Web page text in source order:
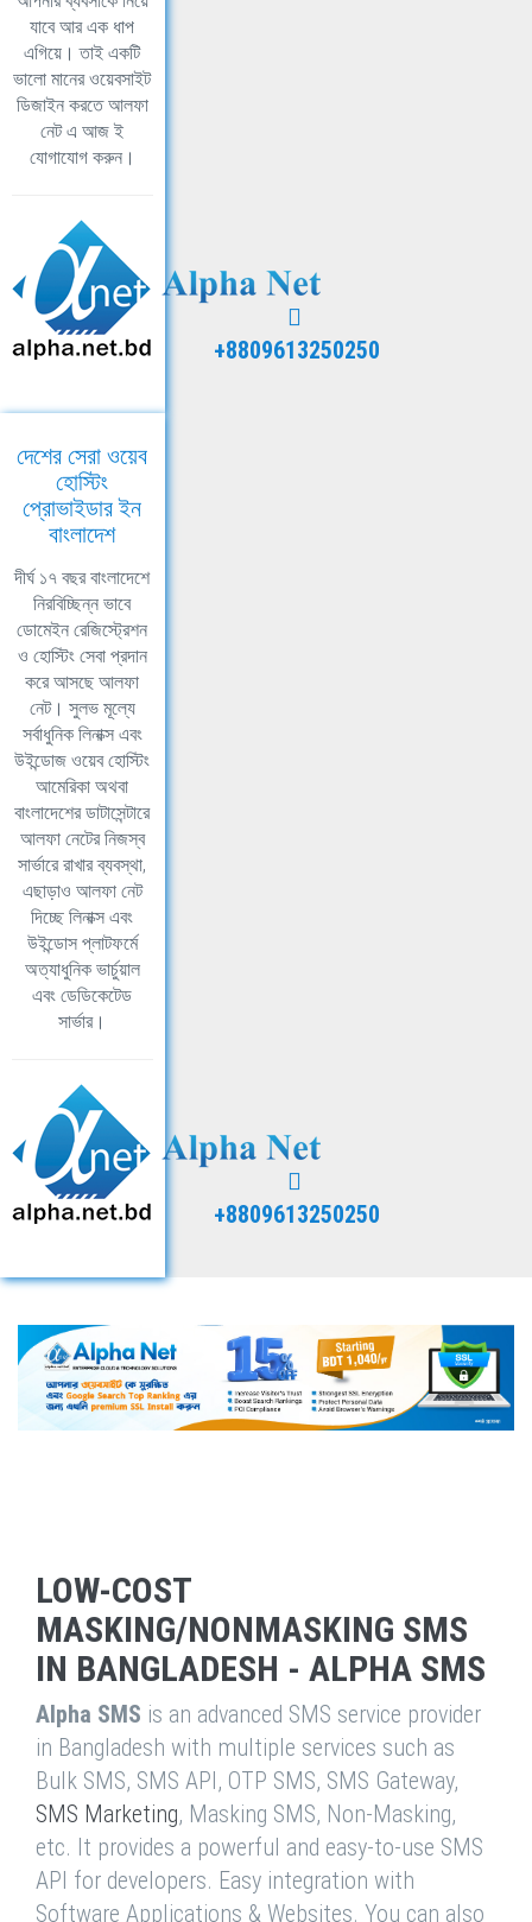
যাবে আর এক ধাপ
এগিয়ে। তাই একটি
ভালো মানের ওয়েবসাইট
ডিজাইন করতে আলফা
নেট এ আজ ই
যোগাযোগ করুন।
+8809613250250
দেশের সেরা ওয়েব
হোস্টিং
প্রোভাইডার ইন
বাংলাদেশ
দীর্ঘ ১৭ বছর বাংলাদেশে
নিরবিচ্ছিন্ন ভাবে
ডোমেইন রেজিস্ট্রেশন
ও হোস্টিং সেবা প্রদান
করে আসছে আলফা
নেট। সুলভ মূল্যে
সর্বাধুনিক লিনাক্স এবং
উইন্ডোজ ওয়েব হোস্টিং
আমেরিকা অথবা
বাংলাদেশের ডাটাসেন্টারে
আলফা নেটের নিজস্ব
সার্ভারে রাখার ব্যবস্থা,
এছাড়াও আলফা নেট
দিচ্ছে লিনাক্স এবং
উইন্ডোস প্লাটফর্মে
অত্যাধুনিক ভার্চুয়াল
এবং ডেডিকেটেড
সার্ভার।
+8809613250250
LOW-COST
MASKING/NONMASKING SMS
IN BANGLADESH - ALPHA SMS
Alpha SMS is an advanced SMS service provider
in Bangladesh with multiple services such as
Bulk SMS, SMS API, OTP SMS, SMS Gateway,
SMS Marketing, Masking SMS, Non-Masking,
etc. It provides a powerful and easy-to-use SMS
API for developers. Easy integration with
Software Applications & Websites. You can also